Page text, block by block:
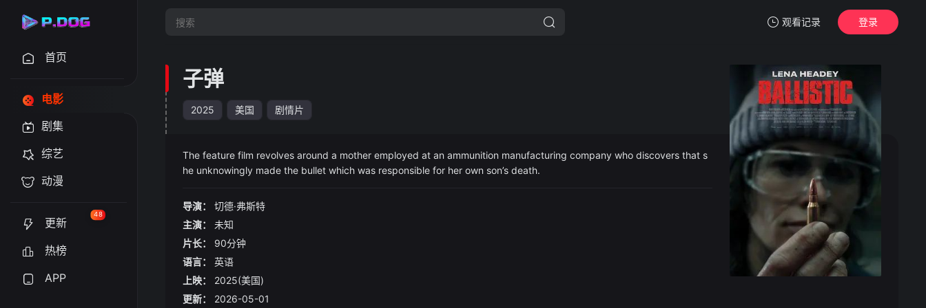
观看记录
暂无观看影片的记录
登录
首页
电影
剧集
综艺
动漫
更新
48
热榜
APP
子弹
2025 美国 剧情片
The feature film revolves around a mother employed at an ammunition manufacturing company who discovers that s
he unknowingly made the bullet which was responsible for her own son’s death.
导演：
切德·弗斯特
主演：
未知
片长：
90分钟
语言：
英语
上映：
2025(美国)
更新：
2026-05-01